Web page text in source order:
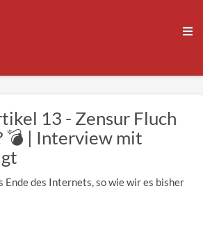
13 - Zensur Fluch
💣 | Interview mit
des Internets, so wie wir es bisher